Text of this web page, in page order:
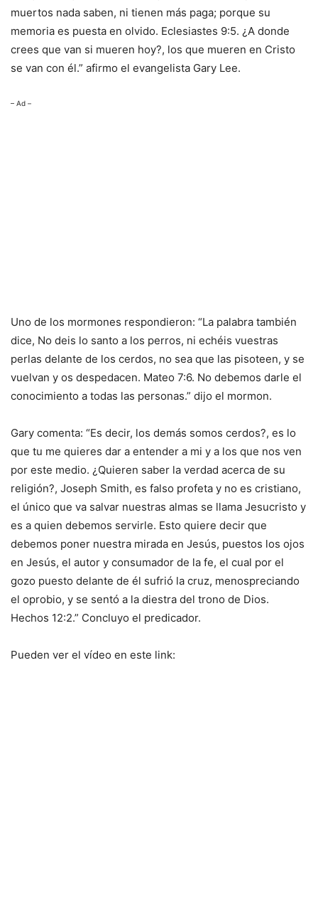
muertos nada saben, ni tienen más paga; porque su
memoria es puesta en olvido. Eclesiastes 9:5. ¿A donde
crees que van si mueren hoy?, los que mueren en Cristo
se van con él.” afirmo el evangelista Gary Lee.
– Ad –
Uno de los mormones respondieron: “La palabra también
dice, No deis lo santo a los perros, ni echéis vuestras
perlas delante de los cerdos, no sea que las pisoteen, y se
vuelvan y os despedacen. Mateo 7:6. No debemos darle el
conocimiento a todas las personas.” dijo el mormon.
Gary comenta: “Es decir, los demás somos cerdos?, es lo
que tu me quieres dar a entender a mi y a los que nos ven
por este medio. ¿Quieren saber la verdad acerca de su
religión?, Joseph Smith, es falso profeta y no es cristiano,
el único que va salvar nuestras almas se llama Jesucristo y
es a quien debemos servirle. Esto quiere decir que
debemos poner nuestra mirada en Jesús, puestos los ojos
en Jesús, el autor y consumador de la fe, el cual por el
gozo puesto delante de él sufrió la cruz, menospreciando
el oprobio, y se sentó a la diestra del trono de Dios.
Hechos 12:2.” Concluyo el predicador.
Pueden ver el vídeo en este link: